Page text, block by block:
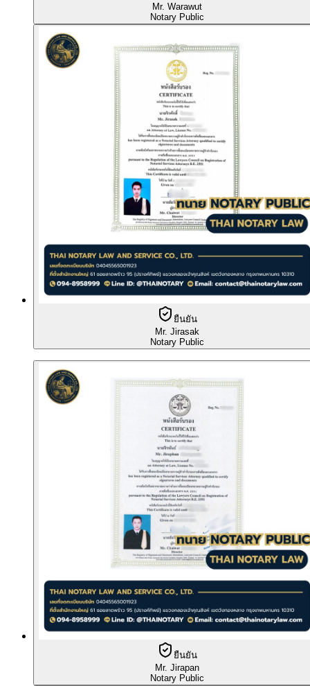
Mr. Warawut
Notary Public
ยืนยัน
Mr. Jirasak
Notary Public
ยืนยัน
Mr. Jirapan
Notary Public